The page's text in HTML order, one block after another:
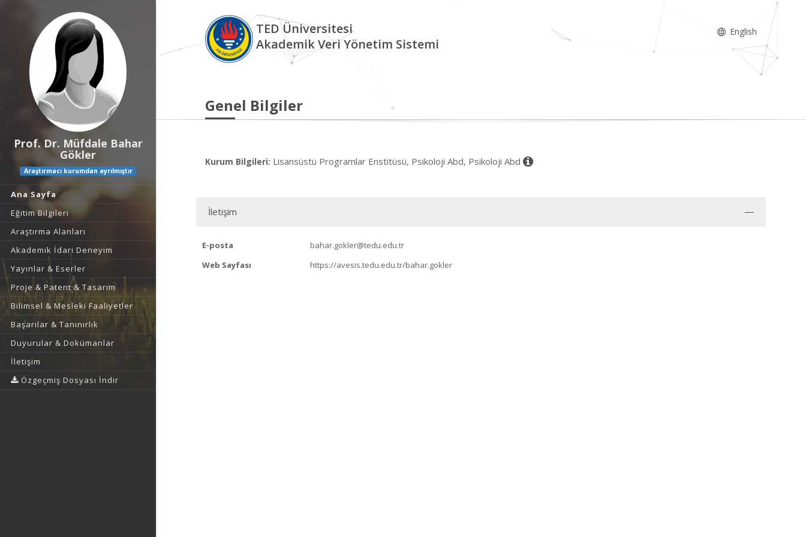
Prof. Dr. Müfdale Bahar
Gökler
Araştırmacı kurumdan ayrılmıştır
Ana Sayfa
Eğitim Bilgileri
Araştırma Alanları
Akademik İdari Deneyim
Yayınlar & Eserler
Proje & Patent & Tasarım
Bilimsel & Mesleki Faaliyetler
Başarılar & Tanınırlık
Duyurular & Dokümanlar
İletişim
Özgeçmiş Dosyası İndir
TED Üniversitesi
Akademik Veri Yönetim Sistemi
English
Genel Bilgiler
Kurum Bilgileri: Lisansüstü Programlar Enstitüsü, Psikoloji Abd, Psikoloji Abd
İletişim
E-posta
bahar.gokler@tedu.edu.tr
Web Sayfası
https://avesis.tedu.edu.tr/bahar.gokler